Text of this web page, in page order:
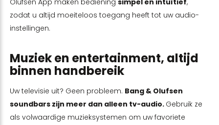
Olufsen App maken bediening simpel en intuïtief,
zodat u altijd moeiteloos toegang heeft tot uw audio-
instellingen.
Muziek en entertainment, altijd
binnen handbereik
Uw televisie uit? Geen probleem. Bang & Olufsen
soundbars zijn meer dan alleen tv-audio. Gebruik ze
als volwaardige muzieksystemen om uw favoriete